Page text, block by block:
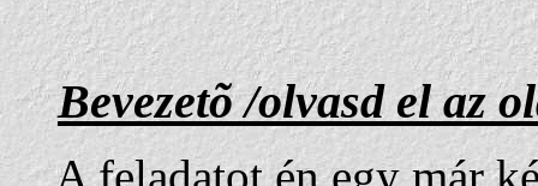
Bevezetõ /olvasd el az